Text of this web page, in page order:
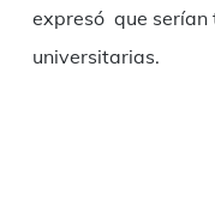
expresó que serían
universitarias.